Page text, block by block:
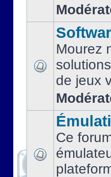
Mourez
de jeux
Ce